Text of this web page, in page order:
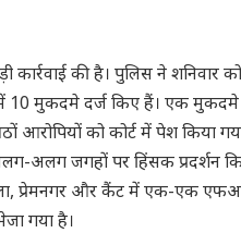
कार्रवाई की है। पुलिस ने शनिवार
मुकदमे दर्ज किए हैं। एक मुकदमे
आरोपियों को कोर्ट में पेश किया
अलग जगहों पर हिंसक
प्रेमनगर और कैंट में एक-एक
गया है।